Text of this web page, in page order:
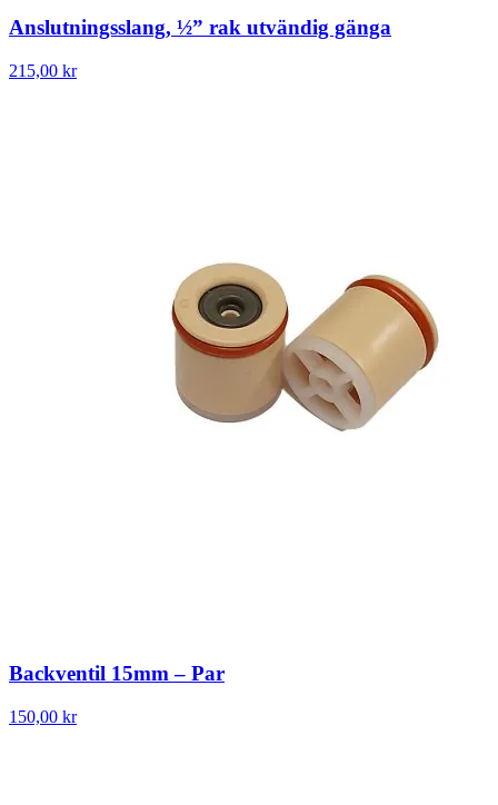
Anslutningsslang, ½” rak utvändig gänga
215,00 kr
Backventil 15mm – Par
150,00 kr